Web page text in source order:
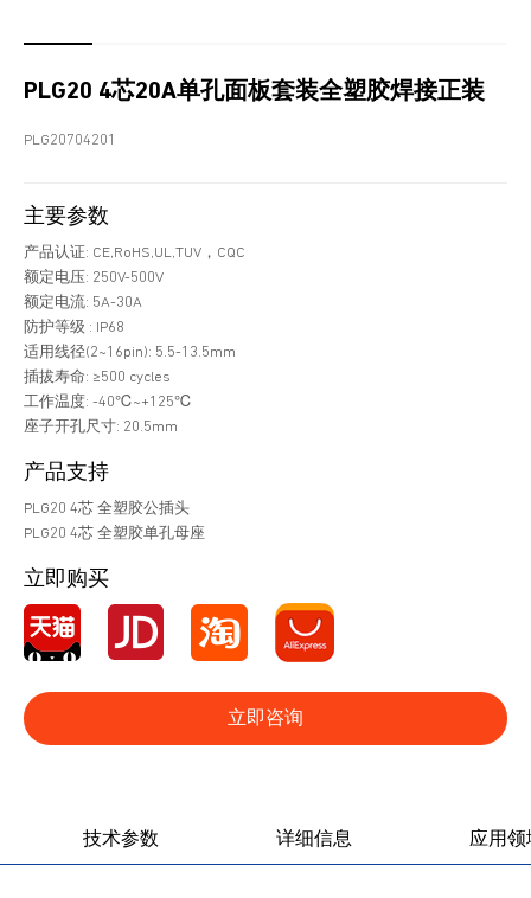
PLG20 4芯20A单孔面板套装全塑胶焊接正装
PLG20704201
主要参数
产品认证: CE,RoHS,UL,TUV，CQC
额定电压: 250V-500V
额定电流: 5A-30A
防护等级 : IP68
适用线径(2~16pin): 5.5-13.5mm
插拔寿命: ≥500 cycles
工作温度: -40℃~+125℃
座子开孔尺寸: 20.5mm
产品支持
PLG20 4芯 全塑胶公插头
PLG20 4芯 全塑胶单孔母座
立即购买
立即咨询
技术参数 详细信息 应用领